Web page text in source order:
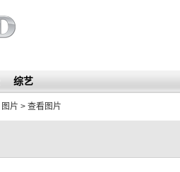
综艺
图片 > 查看图片